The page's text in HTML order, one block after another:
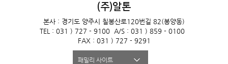
(주)알톤
본사 : 경기도 양주시 칠봉산로120번길 82(봉양동)
TEL : 031 ) 727 - 9100
A/S : 031 ) 859 - 0100
FAX : 031 ) 727 - 9291
패밀리 사이트